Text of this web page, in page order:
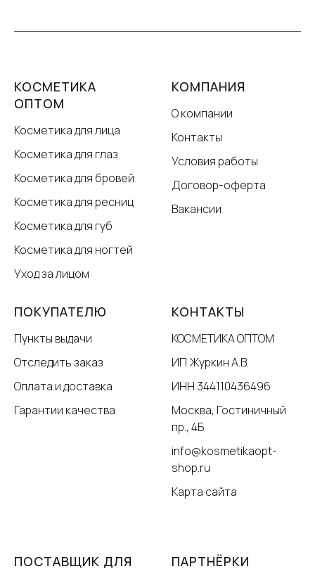
КОСМЕТИКА
ОПТОМ
Косметика для лица
Косметика для глаз
Косметика для бровей
Косметика для ресниц
Косметика для губ
Косметика для ногтей
Уход за лицом
КОМПАНИЯ
О компании
Контакты
Условия работы
Договор-оферта
Вакансии
ПОКУПАТЕЛЮ
Пункты выдачи
Отследить заказ
Оплата и доставка
Гарантии качества
КОНТАКТЫ
КОСМЕТИКА ОПТОМ
ИП Журкин А.В.
ИНН 344110436496
Москва, Гостиничный
пр., 4Б
info@kosmetikaopt-
shop.ru
Карта сайта
ПОСТАВЩИК ДЛЯ ПАРТНЁРКИ